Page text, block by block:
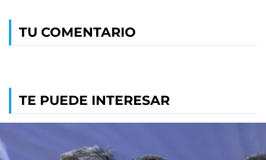
TU COMENTARIO
TE PUEDE INTERESAR